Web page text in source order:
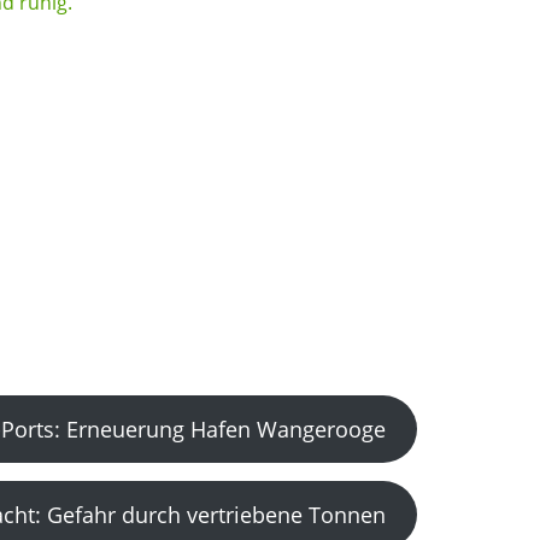
Erneuerung Hafen Wangerooge
Gefahr durch vertriebene Tonnen